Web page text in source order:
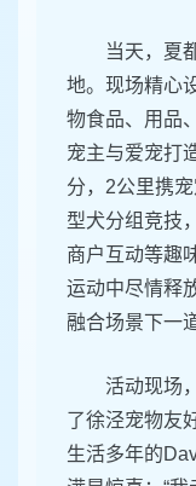
当天，夏
地。现场精心
物食品、用品
宠主与爱宠打
分，2公里携
型犬分组竞技
商户互动等趣
运动中尽情释
融合场景下一
活动现场
了徐泾宠物友
生活多年的